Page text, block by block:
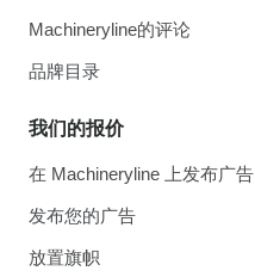
Machineryline的评论
品牌目录
我们的报价
在 Machineryline 上发布广告
发布您的广告
放置旗帜